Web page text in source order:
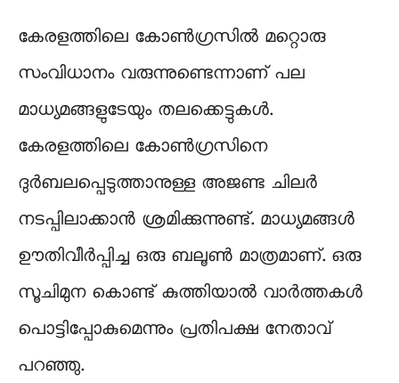
കേരളത്തിലെ കോണ്‍ഗ്രസില്‍ മറ്റൊരു
സംവിധാനം വരുന്നുണ്ടെന്നാണ് പല
മാധ്യമങ്ങളുടേയും തലക്കെട്ടുകള്‍.
കേരളത്തിലെ കോണ്‍ഗ്രസിനെ
ദുര്‍ബലപ്പെടുത്താനുള്ള അജണ്ട ചിലര്‍
നടപ്പിലാക്കാന്‍ ശ്രമിക്കുന്നുണ്ട്. മാധ്യമങ്ങള്‍
ഊതിവീര്‍പ്പിച്ച ഒരു ബലൂണ്‍ മാത്രമാണ്. ഒരു
സൂചിമുന കൊണ്ട് കുത്തിയാല്‍ വാര്‍ത്തകള്‍
പൊട്ടിപ്പോകുമെന്നും പ്രതിപക്ഷ നേതാവ്
പറഞ്ഞു.